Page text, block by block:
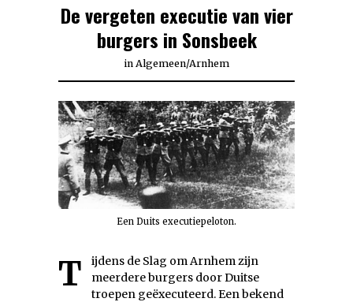
De vergeten executie van vier
burgers in Sonsbeek
in Algemeen/Arnhem
Een Duits executiepeloton.
Tijdens de Slag om Arnhem zijn
meerdere burgers door Duitse
troepen geëxecuteerd. Een bekend